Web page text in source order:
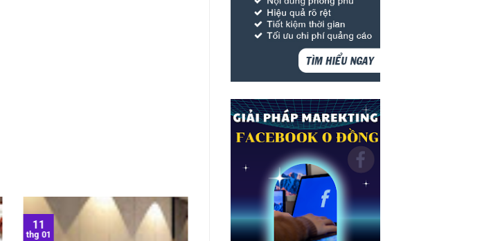
11
thg 01 thg 11